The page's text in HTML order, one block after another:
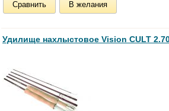
Сравнить В желания
Удилище нахлыстовое Vision CULT